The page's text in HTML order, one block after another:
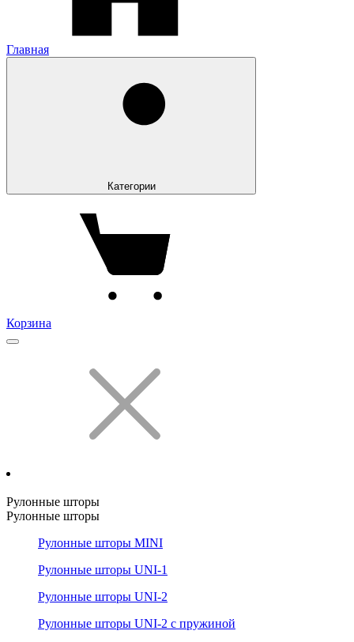
Главная
Категории
Корзина
Рулонные шторы
Рулонные шторы
Рулонные шторы MINI
Рулонные шторы UNI-1
Рулонные шторы UNI-2
Рулонные шторы UNI-2 с пружиной